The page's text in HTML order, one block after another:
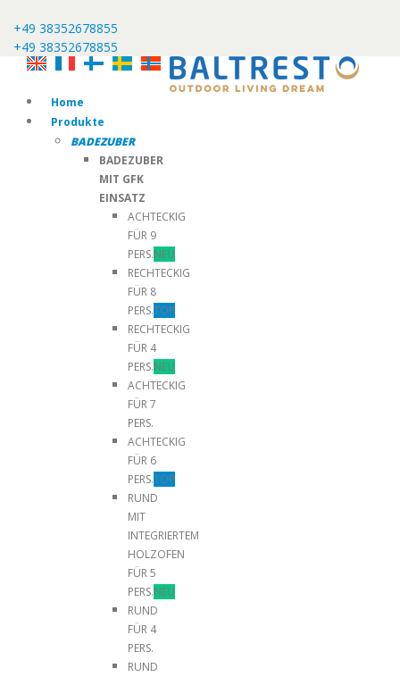
+49 38352678855
+49 38352678855
Home
Produkte
BADEZUBER
BADEZUBER
MIT GFK
EINSATZ
ACHTECKIG
FÜR 9
PERS.NEU
RECHTECKIG
FÜR 8
PERS.TOP
RECHTECKIG
FÜR 4
PERS.NEU
ACHTECKIG
FÜR 7
PERS.
ACHTECKIG
FÜR 6
PERS.TOP
RUND
MIT
INTEGRIERTEM
HOLZOFEN
FÜR 5
PERS.NEU
RUND
FÜR 4
PERS.
RUND